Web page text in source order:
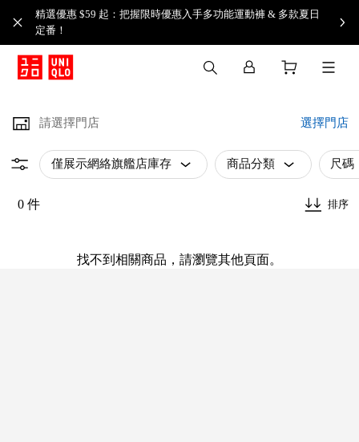
精選優惠 $59 起：把握限時優惠入手多功能運動褲 & 多款夏日
定番！​
請選擇門店 選擇門店
僅展示網絡旗艦店庫存 商品分類 尺碼
0 件 排序
找不到相關商品，請瀏覽其他頁面。